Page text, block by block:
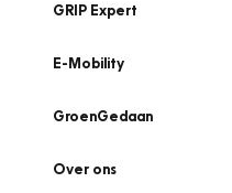
GRIP Expert
E-Mobility
GroenGedaan
Over ons